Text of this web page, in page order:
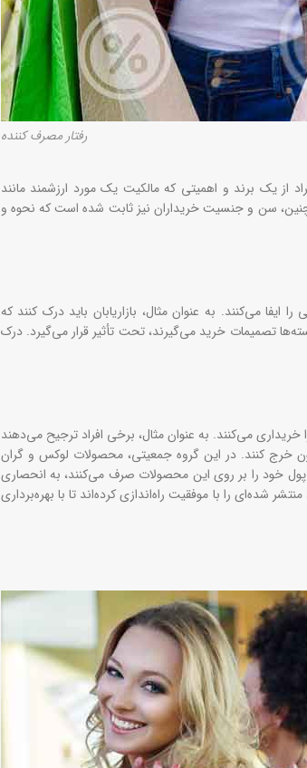
رفتار مصرف کننده
از یک برند و اهمیتی که مالکیت یک مورد ارزشمند مانند
سن و جنسیت خریداران نیز ثابت شده است که نحوه و
می‌کنند. به عنوان مثال، بازاریابان باید درک کنند که
تصمیمات خرید می‌گیرند، تحت تأثیر قرار می‌گیرد. درک
می‌کنند. به عنوان مثال، برخی افراد ترجیح می‌دهند
خرج کنند. در این گروه جمعیتی، محصولات لوکس و گران
خود را بر روی این محصولات صرف می‌کنند، به انحصاری
را با موفقیت راه‌اندازی کرده‌اند تا با بهره‌برداری